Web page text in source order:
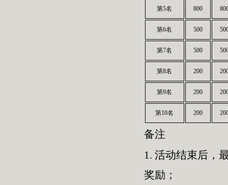
第5名 800
第6名 500
第7名 500
第8名 200
第9名 200
第10名 200
备注
1. 活动结束后，
奖励；